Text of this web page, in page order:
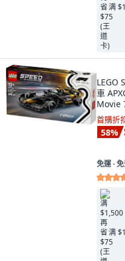
满
LEGO
車
Movie
首購折
58%
免運 ∙
满